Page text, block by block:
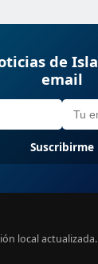
de
email
Suscribirme
local actualizada.